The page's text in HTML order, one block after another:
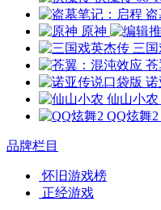
原神
三
苍
诺
仙山小农
QQ炫舞2
品牌栏目
怀旧游戏榜
正经游戏